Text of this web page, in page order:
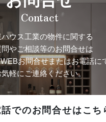
お問合せ
Contact
ハウス工業の物件に関する
やご相談等のお問合せは
お問合せまたはお電話にて
気軽にご連絡ください。